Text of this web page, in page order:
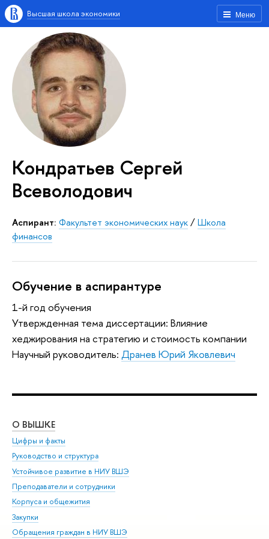
Меню
Высшая школа экономики
Кондратьев Сергей
Всеволодович
Аспирант: Факультет экономических наук/Школа
финансов
Обучение в аспирантуре
1-й год обучения
Утвержденная тема диссертации: Влияние
хеджирования на стратегию и стоимость компании
Научный руководитель: Дранев Юрий Яковлевич
О ВЫШКЕ
Цифры и факты
Руководство и структура
Устойчивое развитие в НИУ ВШЭ
Преподаватели и сотрудники
Корпуса и общежития
Закупки
Обращения граждан в НИУ ВШЭ